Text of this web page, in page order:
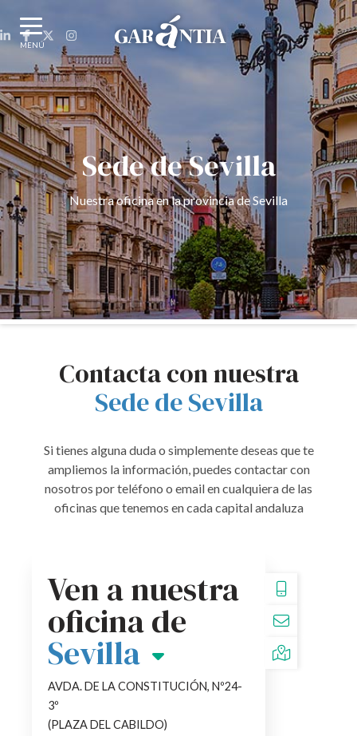
MENÚ
Sede de Sevilla
Nuestra oficina en la provincia de Sevilla
Contacta con nuestra
Sede de Sevilla
Si tienes alguna duda o simplemente deseas que te
ampliemos la información, puedes contactar con
nosotros por teléfono o email en cualquiera de las
oficinas que tenemos en cada capital andaluza
Ven a nuestra
oficina de
Sevilla
AVDA. DE LA CONSTITUCIÓN, Nº24-
3º
(PLAZA DEL CABILDO)
954106358